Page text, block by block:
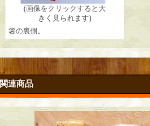
(画像をクリックすると大
きく見られます)
箸の裏側。
関連商品